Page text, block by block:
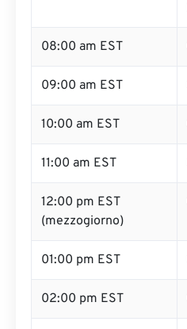
08:00 am EST
09:00 am EST
10:00 am EST
11:00 am EST
12:00 pm EST
(mezzogiorno)
01:00 pm EST
02:00 pm EST